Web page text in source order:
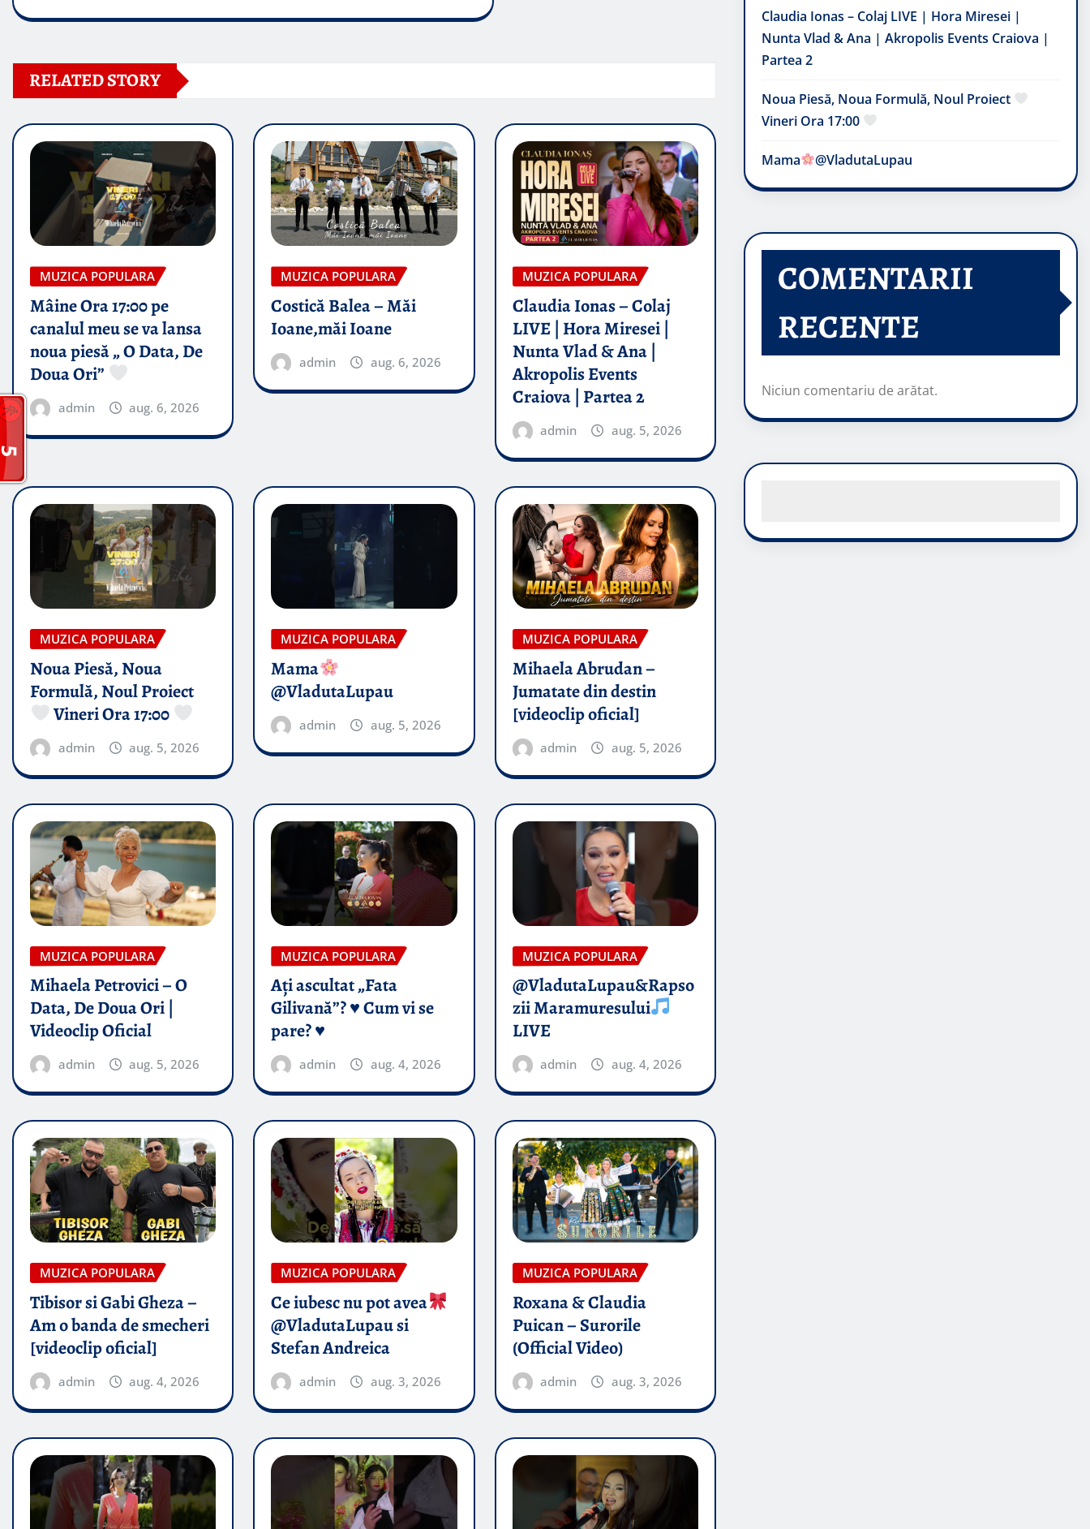
RELATED STORY
MUZICA POPULARA
Mâine Ora 17:00 pe
canalul meu se va lansa
noua piesă „ O Data, De
Doua Ori”
admin aug. 6, 2026
MUZICA POPULARA
Costică Balea – Măi
Ioane,măi Ioane
admin aug. 6, 2026
MUZICA POPULARA
Claudia Ionas – Colaj
LIVE | Hora Miresei |
Nunta Vlad & Ana |
Akropolis Events
Craiova | Partea 2
admin aug. 5, 2026
MUZICA POPULARA
Noua Piesă, Noua
Formulă, Noul Proiect
Vineri Ora 17:00
admin aug. 5, 2026
MUZICA POPULARA
Mama
@VladutaLupau
admin aug. 5, 2026
MUZICA POPULARA
Mihaela Abrudan –
Jumatate din destin
[videoclip oficial]
admin aug. 5, 2026
MUZICA POPULARA
Mihaela Petrovici – O
Data, De Doua Ori |
Videoclip Oficial
admin aug. 5, 2026
MUZICA POPULARA
Ați ascultat „Fata
Gilivană”? ♥️ Cum vi se
pare? ♥️
admin aug. 4, 2026
MUZICA POPULARA
@VladutaLupau&Rapso
zii Maramuresului
LIVE
admin aug. 4, 2026
MUZICA POPULARA
Tibisor si Gabi Gheza –
Am o banda de smecheri
[videoclip oficial]
admin aug. 4, 2026
MUZICA POPULARA
Ce iubesc nu pot avea
@VladutaLupau si
Stefan Andreica
admin aug. 3, 2026
MUZICA POPULARA
Roxana & Claudia
Puican – Surorile
(Official Video)
admin aug. 3, 2026
Claudia Ionas – Colaj LIVE | Hora Miresei |
Nunta Vlad & Ana | Akropolis Events Craiova |
Partea 2
Noua Piesă, Noua Formulă, Noul Proiect
Vineri Ora 17:00
Mama @VladutaLupau
COMENTARII
RECENTE
Niciun comentariu de arătat.